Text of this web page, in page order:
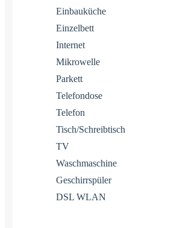
Einbauküche
Einzelbett
Internet
Mikrowelle
Parkett
Telefondose
Telefon
Tisch/Schreibtisch
TV
Waschmaschine
Geschirrspüler
DSL WLAN